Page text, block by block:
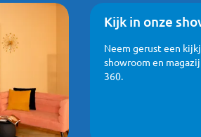
Kijk in onze
Neem gerust een
showroom en
360.